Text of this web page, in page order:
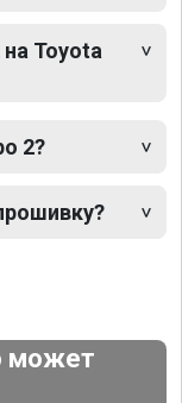
Toyota
2?
может